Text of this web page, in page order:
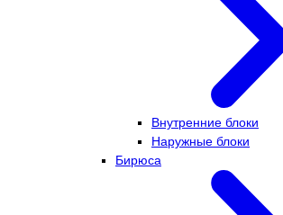
Внутренние блоки
Наружные блоки
Бирюса